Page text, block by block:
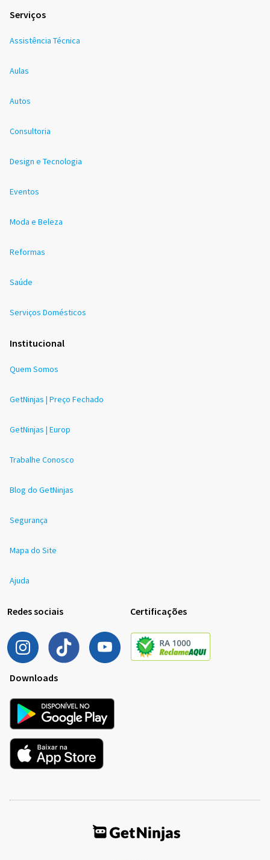
Serviços
Assistência Técnica
Aulas
Autos
Consultoria
Design e Tecnologia
Eventos
Moda e Beleza
Reformas
Saúde
Serviços Domésticos
Institucional
Quem Somos
GetNinjas | Preço Fechado
GetNinjas | Europ
Trabalhe Conosco
Blog do GetNinjas
Segurança
Mapa do Site
Ajuda
Redes sociais Certificações
Downloads